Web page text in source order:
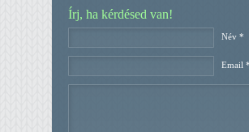
Írj, ha kérdésed van!
Név *
Email *